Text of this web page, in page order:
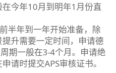
今年10月到明年1月份直
年到一年开始准备，除
升需要一定时间，申请德
期一般在3-4个月。申请绝
请时提交APS审核证书。